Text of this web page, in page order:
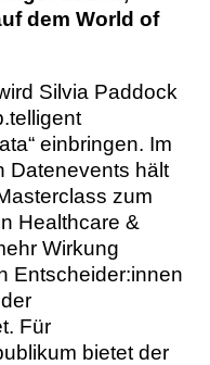
dem World of
Silvia Paddock
einbringen. Im
Datenevents hält
zum
Healthcare &
Wirkung
Entscheider:innen
Für
bietet der